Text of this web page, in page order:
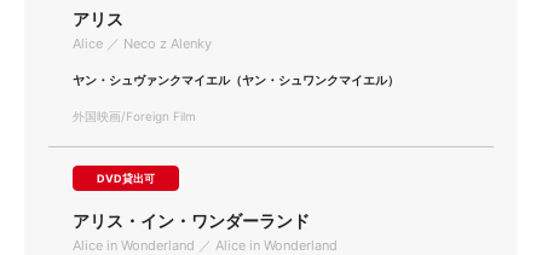
アリス
Alice ／ Neco z Alenky
ヤン・シュヴァンクマイエル（ヤン・シュワンクマイエル）
外国映画/Foreign Film
DVD貸出可
アリス・イン・ワンダーランド
Alice in Wonderland ／ Alice in Wonderland